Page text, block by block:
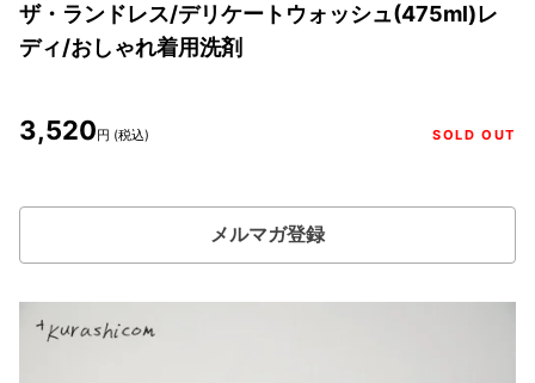
ザ・ランドレス/デリケートウォッシュ(475ml)レ
ディ/おしゃれ着用洗剤
3,520円 (税込) SOLD OUT
メルマガ登録